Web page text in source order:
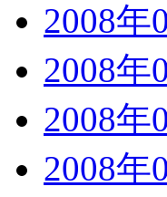
2008年
2008年
2008年
2008年